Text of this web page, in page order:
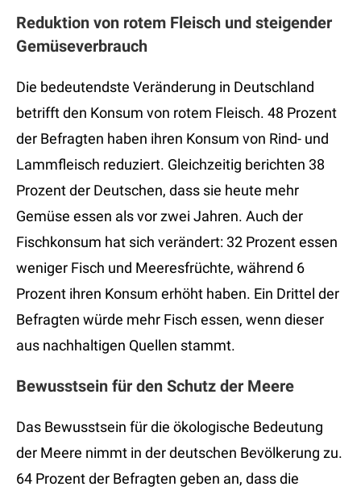
Reduktion von rotem Fleisch und steigender
Gemüseverbrauch
Die bedeutendste Veränderung in Deutschland
betrifft den Konsum von rotem Fleisch. 48 Prozent
der Befragten haben ihren Konsum von Rind- und
Lammfleisch reduziert. Gleichzeitig berichten 38
Prozent der Deutschen, dass sie heute mehr
Gemüse essen als vor zwei Jahren. Auch der
Fischkonsum hat sich verändert: 32 Prozent essen
weniger Fisch und Meeresfrüchte, während 6
Prozent ihren Konsum erhöht haben. Ein Drittel der
Befragten würde mehr Fisch essen, wenn dieser
aus nachhaltigen Quellen stammt.
Bewusstsein für den Schutz der Meere
Das Bewusstsein für die ökologische Bedeutung
der Meere nimmt in der deutschen Bevölkerung zu.
64 Prozent der Befragten geben an, dass die